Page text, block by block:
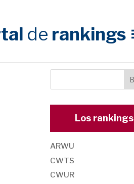
de rankings
Los rankings
ARWU
CWTS
CWUR